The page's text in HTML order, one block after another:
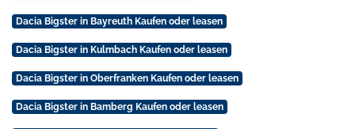
Dacia Bigster in Bayreuth Kaufen oder leasen
Dacia Bigster in Kulmbach Kaufen oder leasen
Dacia Bigster in Oberfranken Kaufen oder leasen
Dacia Bigster in Bamberg Kaufen oder leasen